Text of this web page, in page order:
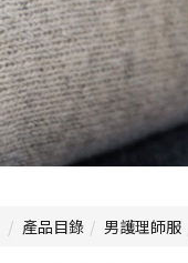
產品目錄 男護理師服